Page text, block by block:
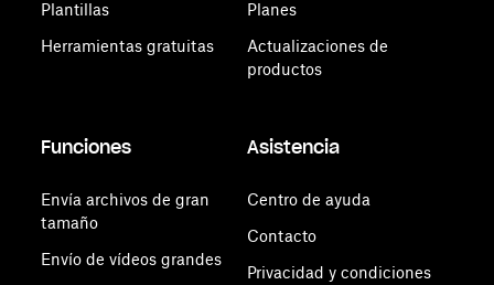
Plantillas
Herramientas gratuitas
Planes
Actualizaciones de
productos
Funciones
Envía archivos de gran
tamaño
Envío de vídeos grandes
Asistencia
Centro de ayuda
Contacto
Privacidad y condiciones